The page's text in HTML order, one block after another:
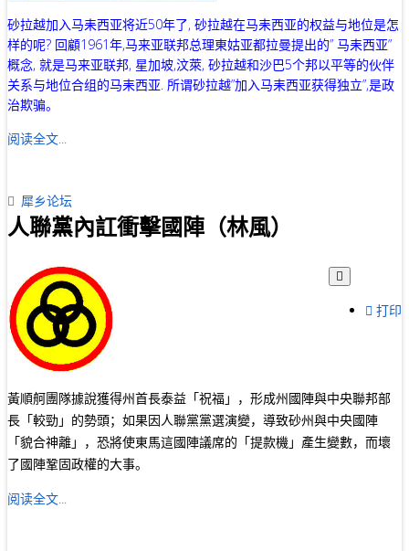
砂拉越加入马耒西亚将近50年了, 砂拉越在马耒西亚的权益与地位是怎
样的呢? 回顧1961年,马来亚联邦总理東姑亚都拉曼提出的” 马耒西亚”
概念, 就是马来亚联邦, 星加坡,汶萊, 砂拉越和沙巴5个邦以平等的伙伴
关系与地位合组的马耒西亚. 所谓砂拉越”加入马耒西亚获得独立”,是政
治欺骗。
阅读全文...
犀乡论坛
人聯黨內訌衝擊國陣（林風）
打印
黃順舸團隊據說獲得州首長泰益「祝福」，形成州國陣與中央聯邦部
長「較勁」的勢頭；如果因人聯黨黨選演變，導致砂州與中央國陣
「貌合神離」，恐將使東馬這國陣議席的「提款機」產生變數，而壞
了國陣鞏固政權的大事。
阅读全文...